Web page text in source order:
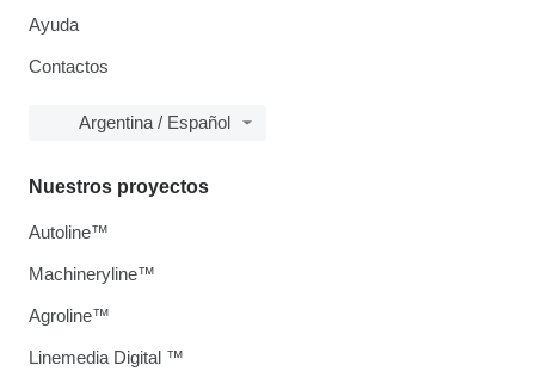
Ayuda
Contactos
Argentina / Español
Nuestros proyectos
Autoline™
Machineryline™
Agroline™
Linemedia Digital ™